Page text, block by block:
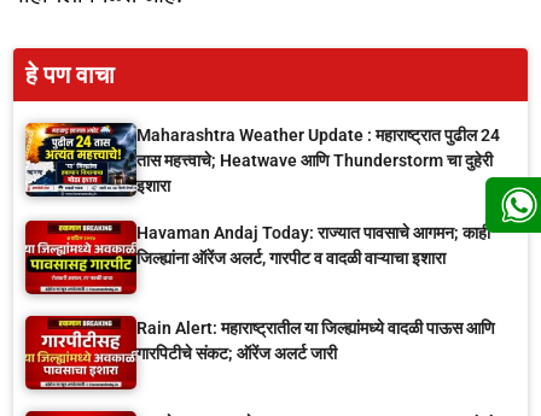
हे पण वाचा
Maharashtra Weather Update : महाराष्ट्रात पुढील 24
तास महत्त्वाचे; Heatwave आणि Thunderstorm चा दुहेरी
इशारा
Havaman Andaj Today: राज्यात पावसाचे आगमन; काही
जिल्ह्यांना ऑरेंज अलर्ट, गारपीट व वादळी वाऱ्याचा इशारा
Rain Alert: महाराष्ट्रातील या जिल्ह्यांमध्ये वादळी पाऊस आणि
गारपिटीचे संकट; ऑरेंज अलर्ट जारी